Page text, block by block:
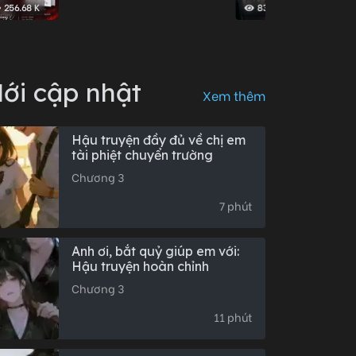
256.68 K 83
cập nhật Xem thêm
Hậu truyện đầy đủ về chị em
tài phiệt chuyển trường
Chương 3
7 phút
Anh ơi, bắt quỷ giúp em với:
Hậu truyện hoàn chỉnh
Chương 3
11 phút